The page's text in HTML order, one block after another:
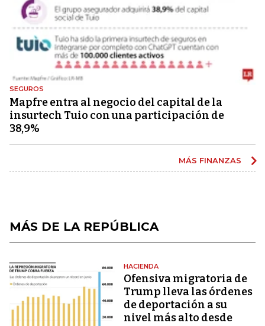
SEGUROS
Mapfre entra al negocio del capital de la
insurtech Tuio con una participación de
38,9%
MÁS FINANZAS
MÁS DE LA REPÚBLICA
HACIENDA
Ofensiva migratoria de
Trump lleva las órdenes
de deportación a su
nivel más alto desde